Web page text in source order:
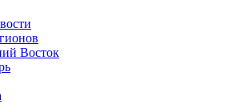
Восток